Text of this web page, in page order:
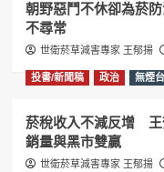
朝野惡鬥不休卻為菸
不尋常
世衛菸草減害專家 王郁揚
投書/新聞稿 政治 無煙
菸稅收入不減反增 王
銷量與黑市雙贏
世衛菸草減害專家 王郁揚